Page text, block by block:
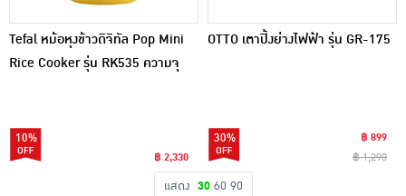
Tefal หม้อหุงข้าวดิจิทัล Pop Mini
Rice Cooker รุ่น RK535 ความจุ
10%
฿ 2,330
OTTO เตาปิ้งย่างไฟฟ้า รุ่น GR-175
30%
฿ 899
฿ 1,290
แสดง 30 60 90